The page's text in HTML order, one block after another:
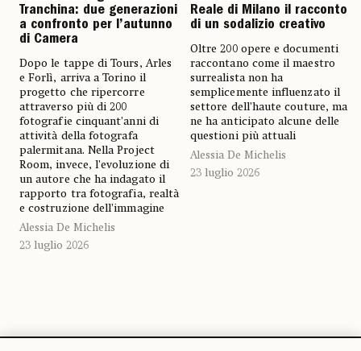
Tranchina: due generazioni
a confronto per l’autunno
di Camera
Dopo le tappe di Tours, Arles
e Forlì, arriva a Torino il
progetto che ripercorre
attraverso più di 200
fotografie cinquant’anni di
attività della fotografa
palermitana. Nella Project
Room, invece, l’evoluzione di
un autore che ha indagato il
rapporto tra fotografia, realtà
e costruzione dell’immagine
Alessia De Michelis
23 luglio 2026
Reale di Milano il racconto
di un sodalizio creativo
Oltre 200 opere e documenti
raccontano come il maestro
surrealista non ha
semplicemente influenzato il
settore dell’haute couture, ma
ne ha anticipato alcune delle
questioni più attuali
Alessia De Michelis
23 luglio 2026